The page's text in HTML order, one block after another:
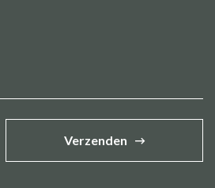
Verzenden